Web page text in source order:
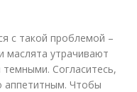
с такой проблемой –
маслята утрачивают
Согласитесь,
аппетитным. Чтобы